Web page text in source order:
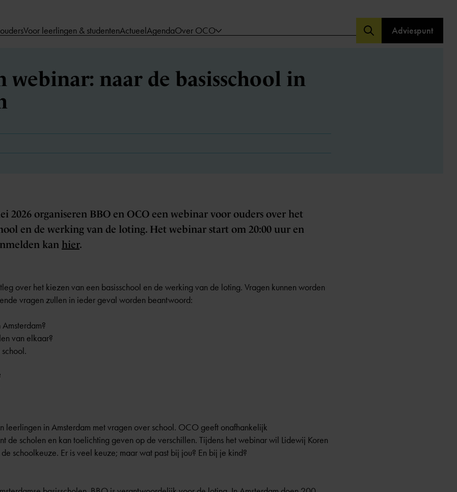
Voor leerlingen & studentenActueelAgendaOver OCO Adviespunt
webinar: naar de basisschool in
2026 organiseren BBO en OCO een webinar voor ouders over het
en de werking van de loting. Het webinar start om 20:00 uur en
kan hier.
over het kiezen van een basisschool en de werking van de loting. Vragen kunnen worden
vragen zullen in ieder geval worden beantwoord:
van elkaar?
leerlingen in Amsterdam met vragen over school. OCO geeft onafhankelijk
de scholen en kan toelichting geven op de verschillen. Tijdens het webinar wil Lidewij Koren
schoolkeuze. Er is veel keuze; maar wat past bij jou? En bij je kind?